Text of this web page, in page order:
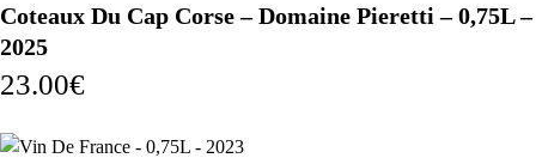
Coteaux Du Cap Corse – Domaine Pieretti – 0,75L –
2025
23.00€